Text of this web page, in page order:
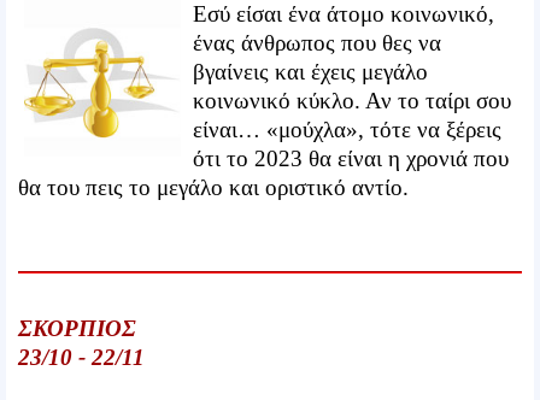
Εσύ είσαι ένα άτομο κοινωνικό,
ένας άνθρωπος που θες να
βγαίνεις και έχεις μεγάλο
κοινωνικό κύκλο. Αν το ταίρι σου
είναι… «μούχλα», τότε να ξέρεις
ότι το 2023 θα είναι η χρονιά που
θα του πεις το μεγάλο και οριστικό αντίο.
ΣΚΟΡΠΙΟΣ
23/10 - 22/11